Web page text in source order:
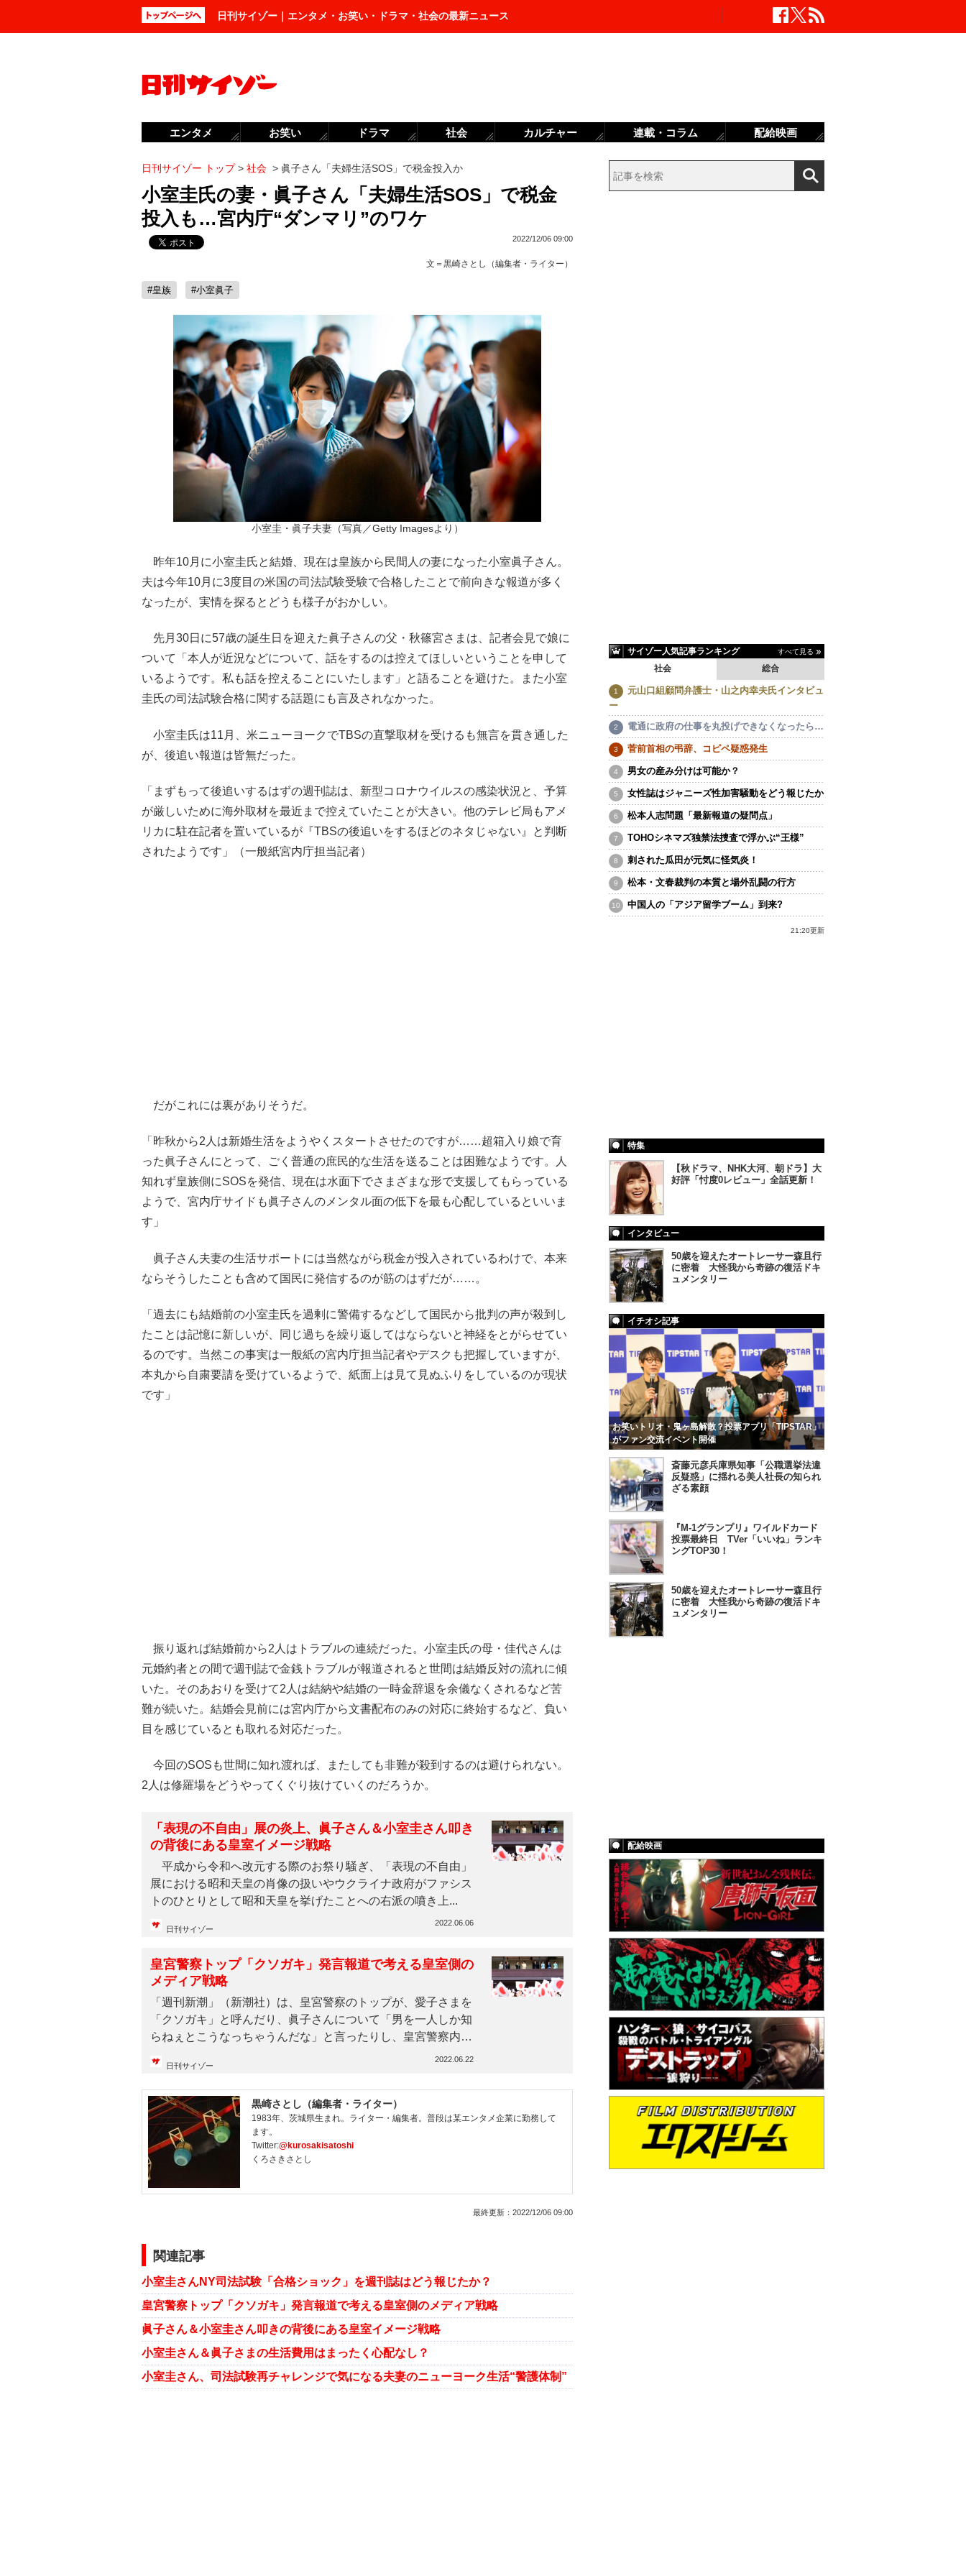
日刊サイゾー｜エンタメ・お笑い・ドラマ・社会の最新ニュース
日刊サイゾー トップ> 社会 > 眞子さん「夫婦生活SOS」で税金投入か
小室圭氏の妻・眞子さん「夫婦生活SOS」で税金
投入も…宮内庁“ダンマリ”のワケ
2022/12/06 09:00
文＝ 黒崎さとし（編集者・ライター）
#皇族 #小室眞子
小室圭・眞子夫妻（写真／Getty Imagesより）
昨年10月に小室圭氏と結婚、現在は皇族から民間人の妻になった小室眞子さん。
夫は今年10月に3度目の米国の司法試験受験で合格したことで前向きな報道が多く
なったが、実情を探るとどうも様子がおかしい。
先月30日に57歳の誕生日を迎えた眞子さんの父・秋篠宮さまは、記者会見で娘に
ついて「本人が近況などについて、話をするのは控えてほしいということを申して
いるようです。私も話を控えることにいたします」と語ることを避けた。また小室
圭氏の司法試験合格に関する話題にも言及されなかった。
小室圭氏は11月、米ニューヨークでTBSの直撃取材を受けるも無言を貫き通した
が、後追い報道は皆無だった。
「まずもって後追いするはずの週刊誌は、新型コロナウイルスの感染状況と、予算
が厳しいために海外取材を最近まで控えていたことが大きい。他のテレビ局もアメ
リカに駐在記者を置いているが『TBSの後追いをするほどのネタじゃない』と判断
されたようです」（一般紙宮内庁担当記者）
だがこれには裏がありそうだ。
「昨秋から2人は新婚生活をようやくスタートさせたのですが……超箱入り娘で育
った眞子さんにとって、ごく普通の庶民的な生活を送ることは困難なようです。人
知れず皇族側にSOSを発信、現在は水面下でさまざまな形で支援してもらっている
ようで、宮内庁サイドも眞子さんのメンタル面の低下を最も心配しているといいま
す」
眞子さん夫妻の生活サポートには当然ながら税金が投入されているわけで、本来
ならそうしたことも含めて国民に発信するのが筋のはずだが……。
「過去にも結婚前の小室圭氏を過剰に警備するなどして国民から批判の声が殺到し
たことは記憶に新しいが、同じ過ちを繰り返してはならないと神経をとがらせてい
るのです。当然この事実は一般紙の宮内庁担当記者やデスクも把握していますが、
本丸から自粛要請を受けているようで、紙面上は見て見ぬふりをしているのが現状
です」
振り返れば結婚前から2人はトラブルの連続だった。小室圭氏の母・佳代さんは
元婚約者との間で週刊誌で金銭トラブルが報道されると世間は結婚反対の流れに傾
いた。そのあおりを受けて2人は結納や結婚の一時金辞退を余儀なくされるなど苦
難が続いた。結婚会見前には宮内庁から文書配布のみの対応に終始するなど、負い
目を感じているとも取れる対応だった。
今回のSOSも世間に知れ渡れば、またしても非難が殺到するのは避けられない。
2人は修羅場をどうやってくぐり抜けていくのだろうか。
「表現の不自由」展の炎上、眞子さん＆小室圭さん叩き
の背後にある皇室イメージ戦略
平成から令和へ改元する際のお祭り騒ぎ、「表現の不自由」
展における昭和天皇の肖像の扱いやウクライナ政府がファシス
トのひとりとして昭和天皇を挙げたことへの右派の噴き上...
日刊サイゾー
2022.06.06
皇宮警察トップ「クソガキ」発言報道で考える皇室側の
メディア戦略
「週刊新潮」（新潮社）は、皇宮警察のトップが、愛子さまを
「クソガキ」と呼んだり、眞子さんについて「男を一人しか知
らねぇとこうなっちゃうんだな」と言ったりし、皇宮警察内
日刊サイゾー
2022.06.22
黒崎さとし（編集者・ライター）
1983年、茨城県生まれ。ライター・編集者。普段は某エンタメ企業に勤務して
ます。
Twitter:@kurosakisatoshi
くろさきさとし
最終更新： 2022/12/06 09:00
関連記事
小室圭さんNY司法試験「合格ショック」を週刊誌はどう報じたか？
皇宮警察トップ「クソガキ」発言報道で考える皇室側のメディア戦略
眞子さん＆小室圭さん叩きの背後にある皇室イメージ戦略
小室圭さん＆眞子さまの生活費用はまったく心配なし？
小室圭さん、司法試験再チャレンジで気になる夫妻のニューヨーク生活“警護体制”
サイゾー人気記事ランキング すべて見る
社会 総合
元山口組顧問弁護士・山之内幸夫氏インタビュ
ー
電通に政府の仕事を丸投げできなくなったら…
菅前首相の弔辞、コピペ疑惑発生
男女の産み分けは可能か？
女性誌はジャニーズ性加害騒動をどう報じたか
松本人志問題「最新報道の疑問点」
TOHOシネマズ独禁法捜査で浮かぶ“王様”
刺された瓜田が元気に怪気炎！
松本・文春裁判の本質と場外乱闘の行方
中国人の「アジア留学ブーム」到来?
21:20更新
特集
【秋ドラマ、NHK大河、朝ドラ】大
好評「忖度0レビュー」全話更新！
インタビュー
50歳を迎えたオートレーサー森且行
に密着 大怪我から奇跡の復活ドキ
ュメンタリー
イチオシ記事
お笑いトリオ・鬼ヶ島解散？投票アプリ「TIPSTAR」
がファン交流イベント開催
斎藤元彦兵庫県知事「公職選挙法違
反疑惑」に揺れる美人社長の知られ
ざる素顔
『M-1グランプリ』ワイルドカード
投票最終日 TVer「いいね」ランキ
ングTOP30！
50歳を迎えたオートレーサー森且行
に密着 大怪我から奇跡の復活ドキ
ュメンタリー
配給映画
エンタメ お笑い ドラマ 社会 カルチャー 連載・コラム 配給映画